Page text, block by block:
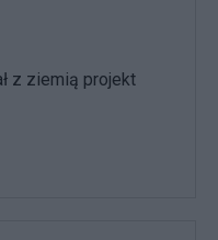
z ziemią projekt